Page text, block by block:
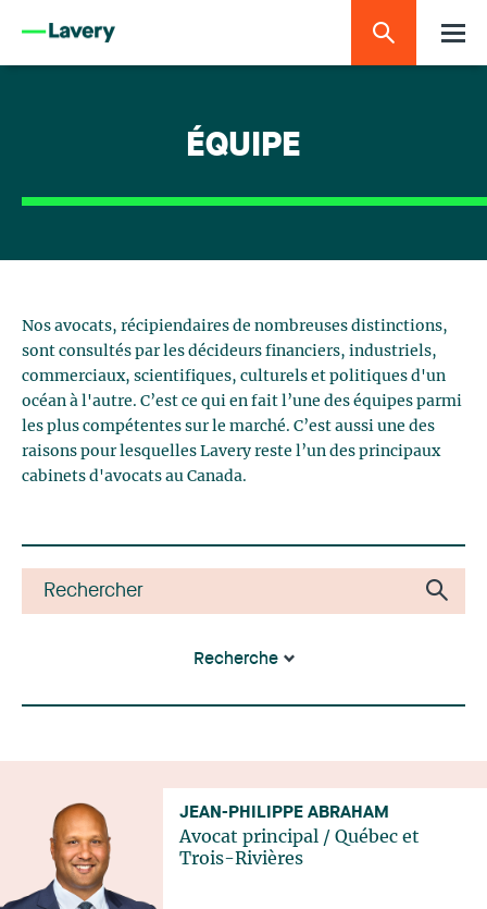
ÉQUIPE
Nos avocats, récipiendaires de nombreuses distinctions,
sont consultés par les décideurs financiers, industriels,
commerciaux, scientifiques, culturels et politiques d'un
océan à l'autre. C’est ce qui en fait l’une des équipes parmi
les plus compétentes sur le marché. C’est aussi une des
raisons pour lesquelles Lavery reste l’un des principaux
cabinets d'avocats au Canada.
Recherche
JEAN-PHILIPPE ABRAHAM
Avocat principal
/ Québec et
Trois-Rivières